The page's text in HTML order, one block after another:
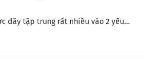
đây tập trung rất nhiều vào 2 yếu...